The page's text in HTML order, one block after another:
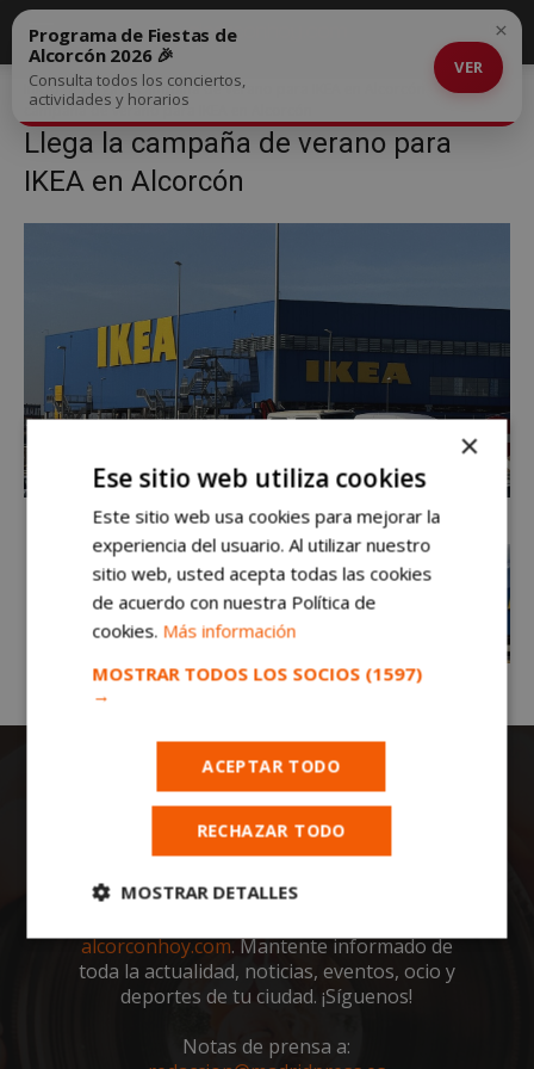
Inicio Llega la campaña de verano para IKEA en Alcorcón
Llega la
campaña de verano para IKEA en Alcorcón
Llega la campaña de verano para
IKEA en Alcorcón
Programa de Fiestas de
Alcorcón 2026 🎉
Consulta todos los conciertos,
actividades y horarios
VER
×
alcorconhoy.com. Mantente informado de
toda la actualidad, noticias, eventos, ocio y
deportes de tu ciudad. ¡Síguenos!
Notas de prensa a:
×
Ese sitio web utiliza cookies
Este sitio web usa cookies para mejorar la
experiencia del usuario. Al utilizar nuestro
sitio web, usted acepta todas las cookies
de acuerdo con nuestra Política de
cookies. Más información
MOSTRAR TODOS LOS SOCIOS (1597)
→
ACEPTAR TODO
RECHAZAR TODO
MOSTRAR DETALLES
Cookies
estrictamente
necesarias
Cookies de
rendimiento